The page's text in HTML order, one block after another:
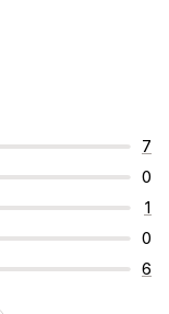
7
0
1
0
6